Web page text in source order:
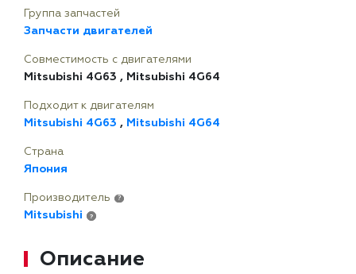
Группа запчастей
Запчасти двигателей
Совместимость с двигателями
Mitsubishi 4G63 , Mitsubishi 4G64
Подходит к двигателям
Mitsubishi 4G63 , Mitsubishi 4G64
Страна
Япония
Производитель ?
Mitsubishi ?
Описание